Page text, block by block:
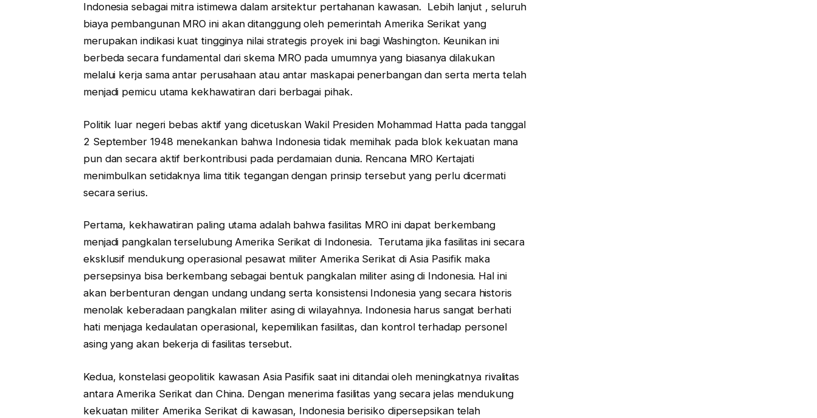
Indonesia sebagai mitra istimewa dalam arsitektur pertahanan kawasan. Lebih lanjut , seluruh
biaya pembangunan MRO ini akan ditanggung oleh pemerintah Amerika Serikat yang
merupakan indikasi kuat tingginya nilai strategis proyek ini bagi Washington. Keunikan ini
berbeda secara fundamental dari skema MRO pada umumnya yang biasanya dilakukan
melalui kerja sama antar perusahaan atau antar maskapai penerbangan dan serta merta telah
menjadi pemicu utama kekhawatiran dari berbagai pihak.
Politik luar negeri bebas aktif yang dicetuskan Wakil Presiden Mohammad Hatta pada tanggal
2 September 1948 menekankan bahwa Indonesia tidak memihak pada blok kekuatan mana
pun dan secara aktif berkontribusi pada perdamaian dunia. Rencana MRO Kertajati
menimbulkan setidaknya lima titik tegangan dengan prinsip tersebut yang perlu dicermati
secara serius.
Pertama, kekhawatiran paling utama adalah bahwa fasilitas MRO ini dapat berkembang
menjadi pangkalan terselubung Amerika Serikat di Indonesia. Terutama jika fasilitas ini secara
eksklusif mendukung operasional pesawat militer Amerika Serikat di Asia Pasifik maka
persepsinya bisa berkembang sebagai bentuk pangkalan militer asing di Indonesia. Hal ini
akan berbenturan dengan undang undang serta konsistensi Indonesia yang secara historis
menolak keberadaan pangkalan militer asing di wilayahnya. Indonesia harus sangat berhati
hati menjaga kedaulatan operasional, kepemilikan fasilitas, dan kontrol terhadap personel
asing yang akan bekerja di fasilitas tersebut.
Kedua, konstelasi geopolitik kawasan Asia Pasifik saat ini ditandai oleh meningkatnya rivalitas
antara Amerika Serikat dan China. Dengan menerima fasilitas yang secara jelas mendukung
kekuatan militer Amerika Serikat di kawasan, Indonesia berisiko dipersepsikan telah